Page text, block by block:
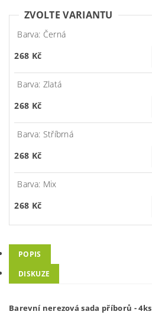
ZVOLTE VARIANTU
Barva: Černá
268 Kč
Barva: Zlatá
268 Kč
Barva: Stříbrná
268 Kč
Barva: Mix
268 Kč
POPIS
DISKUZE
Barevní nerezová sada příborů - 4ks